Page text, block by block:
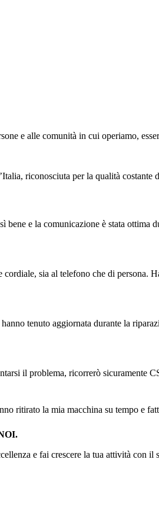
e alle comunità in cui operiamo,
riconosciuta per la qualità
e la comunicazione è stata
sia al telefono che di persona.
tenuto aggiornata durante la
il problema, ricorrerò sicuramente
ritirato la mia macchina su tempo e
e fai crescere la tua attività con il